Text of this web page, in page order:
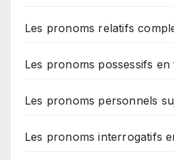
Les pronoms relatifs
Les pronoms possessifs en
Les pronoms personnels
Les pronoms interrogatifs